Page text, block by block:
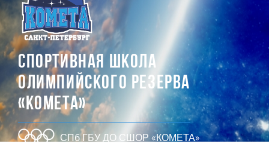
СПОРТИВНАЯ ШКОЛА
ОЛИМПИЙСКОГО РЕЗЕРВА
«КОМЕТА»
СПб ГБУ ДО СШОР «КОМЕТА»